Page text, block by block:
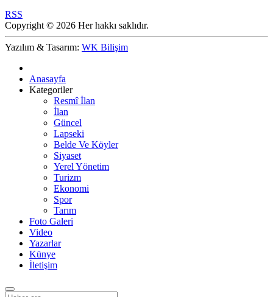
RSS
Copyright © 2026 Her hakkı saklıdır.
Yazılım & Tasarım: WK Bilişim
Anasayfa
Kategoriler
Resmî İlan
İlan
Güncel
Lapseki
Belde Ve Köyler
Siyaset
Yerel Yönetim
Turizm
Ekonomi
Spor
Tarım
Foto Galeri
Video
Yazarlar
Künye
İletişim